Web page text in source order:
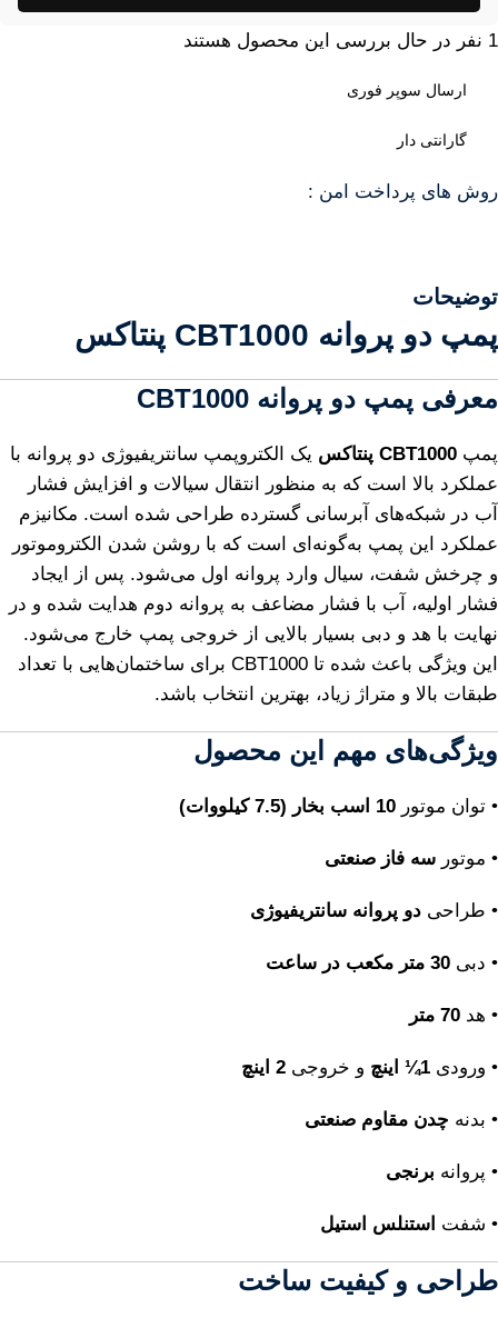
1 نفر در حال بررسی این محصول هستند
ارسال سوپر فوری
گارانتی دار
روش های پرداخت امن :
توضیحات
پمپ دو پروانه CBT1000 پنتاکس
معرفی پمپ دو پروانه CBT1000
پمپ CBT1000 پنتاکس
یک الکتروپمپ سانتریفیوژی دو پروانه با
عملکرد بالا است که به منظور انتقال سیالات و افزایش فشار
آب در شبکه‌های آبرسانی گسترده طراحی شده است. مکانیزم
عملکرد این پمپ به‌گونه‌ای است که با روشن شدن الکتروموتور
و چرخش شفت، سیال وارد پروانه اول می‌شود. پس از ایجاد
فشار اولیه، آب با فشار مضاعف به پروانه دوم هدایت شده و در
نهایت با هد و دبی بسیار بالایی از خروجی پمپ خارج می‌شود.
این ویژگی باعث شده تا CBT1000 برای ساختمان‌هایی با تعداد
طبقات بالا و متراژ زیاد، بهترین انتخاب باشد.
ویژگی‌های مهم این محصول
• توان موتور 10 اسب بخار (7.5 کیلووات)
• موتور سه فاز صنعتی
• طراحی دو پروانه سانتریفیوژی
• دبی 30 متر مکعب در ساعت
• هد 70 متر
• ورودی 1¼ اینچ و خروجی 2 اینچ
• بدنه چدن مقاوم صنعتی
• پروانه برنجی
• شفت استنلس استیل
طراحی و کیفیت ساخت